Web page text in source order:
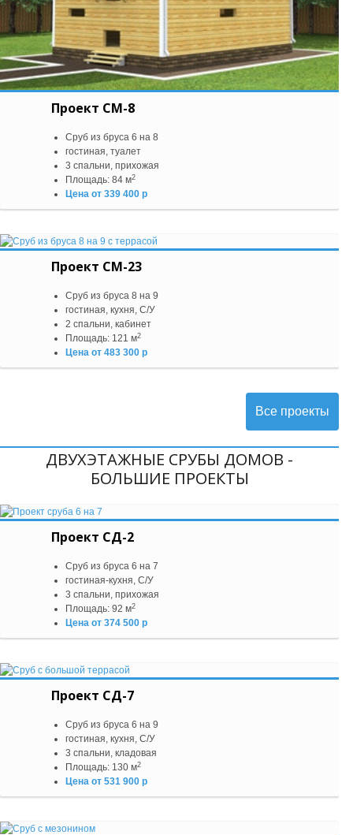
Проект СМ-8
Сруб из бруса 6 на 8
гостиная, туалет
3 спальни, прихожая
Площадь: 84 м2
Цена от 339 400 р
Проект СМ-23
Сруб из бруса 8 на 9
гостиная, кухня, С/У
2 спальни, кабинет
Площадь: 121 м2
Цена от 483 300 р
Все проекты
ДВУХЭТАЖНЫЕ СРУБЫ ДОМОВ -
БОЛЬШИЕ ПРОЕКТЫ
Проект СД-2
Сруб из бруса 6 на 7
гостиная-кухня, С/У
3 спальни, прихожая
Площадь: 92 м2
Цена от 374 500 р
Проект СД-7
Сруб из бруса 6 на 9
гостиная, кухня, С/У
3 спальни, кладовая
Площадь: 130 м2
Цена от 531 900 р